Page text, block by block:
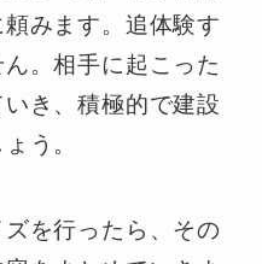
みます。追体験す
。相手に起こった
き、積極的で建設
う。
を行ったら、その